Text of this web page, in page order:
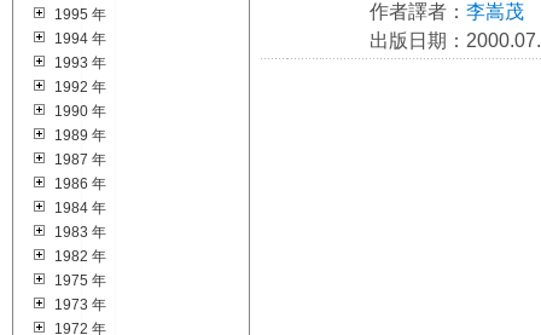
1995 年
1994 年
1993 年
1992 年
1990 年
1989 年
1987 年
1986 年
1984 年
1983 年
1982 年
1975 年
1973 年
1972 年
作者譯者： 李嵩茂
出版日期：